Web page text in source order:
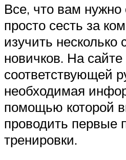
Все, что вам нужно
просто сесть за
изучить несколько
новичков. На сайте
соответствующей
необходимая
помощью которой
проводить первые
тренировки.